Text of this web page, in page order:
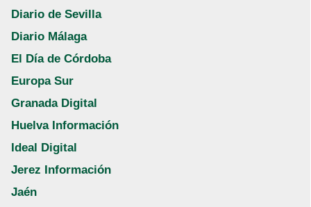
Diario de Sevilla
Diario Málaga
El Día de Córdoba
Europa Sur
Granada Digital
Huelva Información
Ideal Digital
Jerez Información
Jaén